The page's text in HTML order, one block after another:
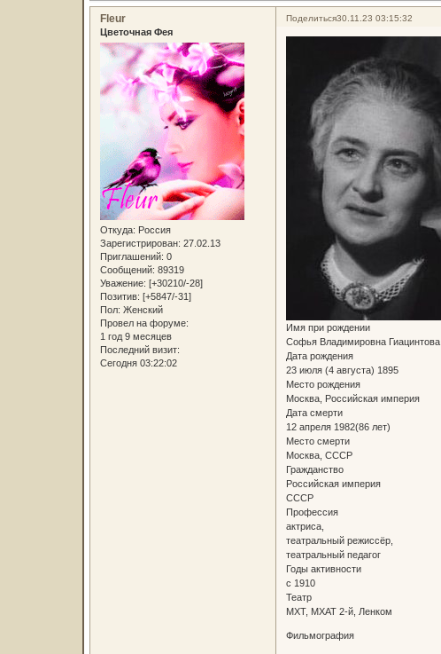
Поделиться30.11.23 03:15:32
Fleur
Цветочная Фея
Откуда: Россия
Зарегистрирован: 27.02.13
Приглашений: 0
Сообщений: 89319
Уважение: [+30210/-28]
Позитив: [+5847/-31]
Пол: Женский
Провел на форуме:
1 год 9 месяцев
Последний визит:
Сегодня 03:22:02
Имя при рождении
Софья Владимировна Гиацинтова
Дата рождения
23 июля (4 августа) 1895
Место рождения
Москва, Российская империя
Дата смерти
12 апреля 1982(86 лет)
Место смерти
Москва, СССР
Гражданство
Российская империя
СССР
Профессия
актриса,
театральный режиссёр,
театральный педагог
Годы активности
с 1910
Театр
МХТ, МХАТ 2-й, Ленком
Фильмография